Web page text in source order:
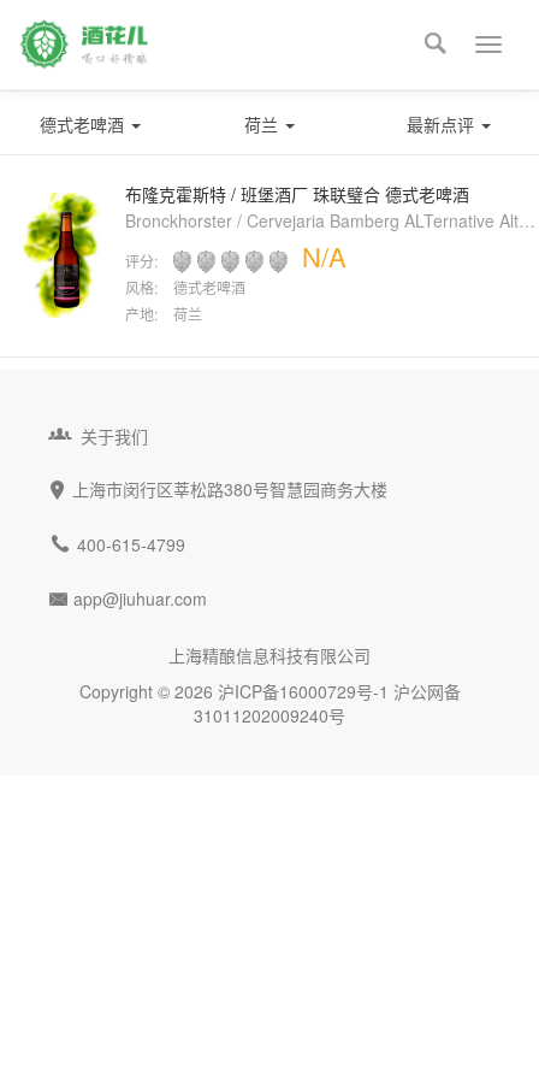
Toggle

德式老啤酒 荷兰 最新点评
布隆克霍斯特 / 班堡酒厂 珠联璧合 德式老啤酒
Bronckhorster / Cervejaria Bamberg ALTernative Altbier
评分: N/A
风格:
德式老啤酒
产地:
荷兰
 关于我们
 上海市闵行区莘松路380号智慧园商务大楼
 400-615-4799
 app@jiuhuar.com
上海精酿信息科技有限公司
Copyright © 2026 沪ICP备16000729号-1 沪公网备
31011202009240号